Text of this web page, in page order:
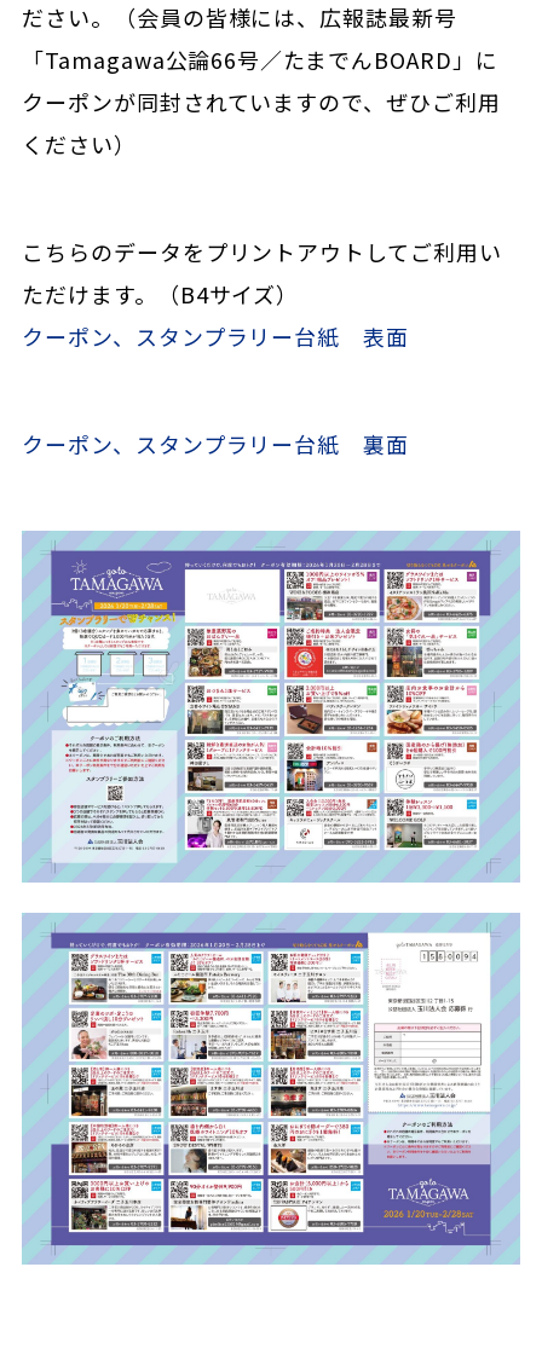
ださい。（会員の皆様には、広報誌最新号
「Tamagawa公論66号／たまでんBOARD」に
クーポンが同封されていますので、ぜひご利用
ください）
こちらのデータをプリントアウトしてご利用い
ただけます。（B4サイズ）
クーポン、スタンプラリー台紙 表面
クーポン、スタンプラリー台紙 裏面